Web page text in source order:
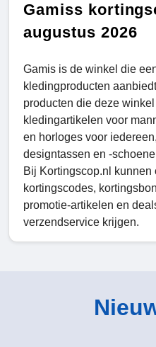
Gamiss
augustus 2026
Gamis is de winkel die
kledingproducten
producten die deze
kledingartikelen voor
en horloges voor
designtassen en -
Bij Kortingscop.nl
kortingscodes,
promotie-artikelen en
verzendservice krijgen.